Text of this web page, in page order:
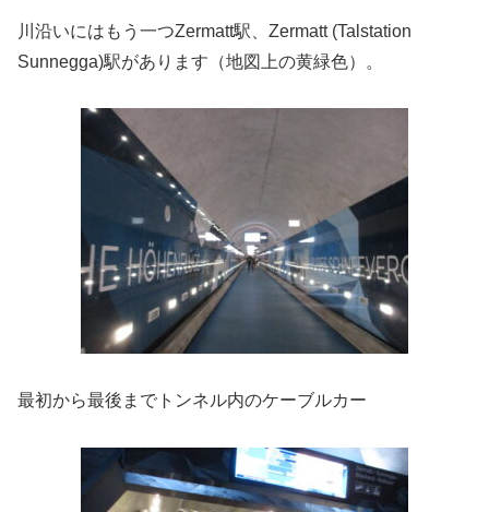
川沿いにはもう一つZermatt駅、Zermatt (Talstation
Sunnegga)駅があります（地図上の黄緑色）。
最初から最後までトンネル内のケーブルカー